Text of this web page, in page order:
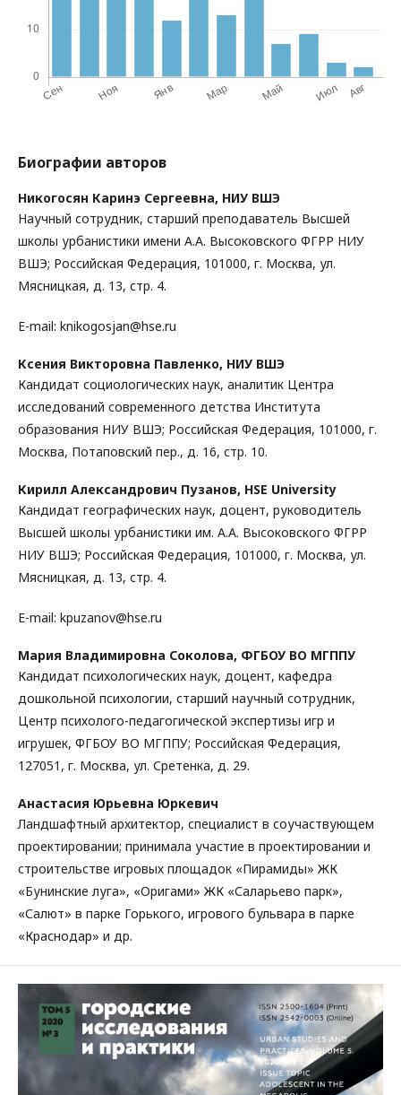
Биографии авторов
Никогосян Каринэ Сергеевна, НИУ ВШЭ
Научный сотрудник, старший преподаватель Высшей
школы урбанистики имени А.А. Высоковского ФГРР НИУ
ВШЭ; Российская Федерация, 101000, г. Москва, ул.
Мясницкая, д. 13, стр. 4.
E-mail: knikogosjan@hse.ru
Ксения Викторовна Павленко, НИУ ВШЭ
Кандидат социологических наук, аналитик Центра
исследований современного детства Института
образования НИУ ВШЭ; Российская Федерация, 101000, г.
Москва, Потаповский пер., д. 16, стр. 10.
Кирилл Александрович Пузанов, HSE University
Кандидат географических наук, доцент, руководитель
Высшей школы урбанистики им. А.А. Высоковского ФГРР
НИУ ВШЭ; Российская Федерация, 101000, г. Москва, ул.
Мясницкая, д. 13, стр. 4.
E-mail: kpuzanov@hse.ru
Мария Владимировна Соколова, ФГБОУ ВО МГППУ
Кандидат психологических наук, доцент, кафедра
дошкольной психологии, старший научный сотрудник,
Центр психолого-педагогической экспертизы игр и
игрушек, ФГБОУ ВО МГППУ; Российская Федерация,
127051, г. Москва, ул. Сретенка, д. 29.
Анастасия Юрьевна Юркевич
Ландшафтный архитектор, специалист в соучаствующем
проектировании; принимала участие в проектировании и
строительстве игровых площадок «Пирамиды» ЖК
«Бунинские луга», «Оригами» ЖК «Саларьево парк»,
«Салют» в парке Горького, игрового бульвара в парке
«Краснодар» и др.